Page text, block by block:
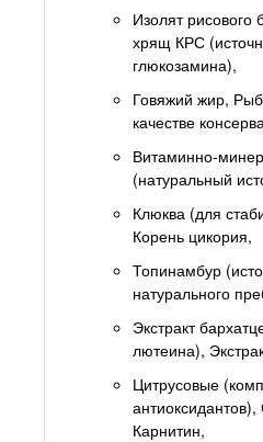
Изолят рисового
хрящ КРС
глюкозамина),
Говяжий жир,
качестве
Витаминно-
(натуральный
Клюква (для
Корень цикория,
Топинамбур
натурального
Экстракт
лютеина),
Цитрусовые
Карнитин,